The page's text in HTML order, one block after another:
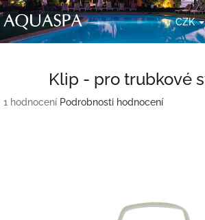
Přejít
na
obsah
CZK
Klip - pro trubkové
Průměrné
1 hodnocení Podrobnosti hodnocení